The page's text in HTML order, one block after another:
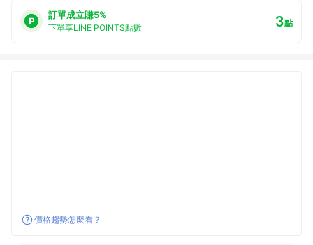
訂單成立賺5%
下單享LINE POINTS點數 3點
價格趨勢怎麼看？